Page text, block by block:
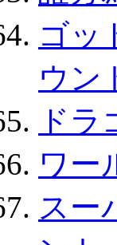
ゴッ
ウン
ド
ワー
スー